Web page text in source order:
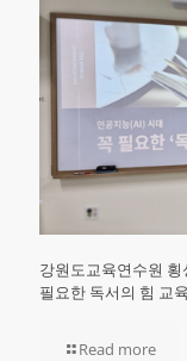
강원도교육연수원
필요한 독서의 힘 교육
Read more